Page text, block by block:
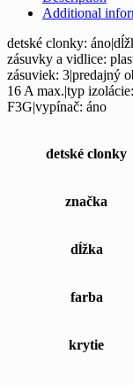
Additional
detské clonky:
zásuvky a vidlice:
zásuviek: 3|predajný
16 A max.|typ
F3G|vypínač: áno
detské clonky
značka
dĺžka
farba
krytie